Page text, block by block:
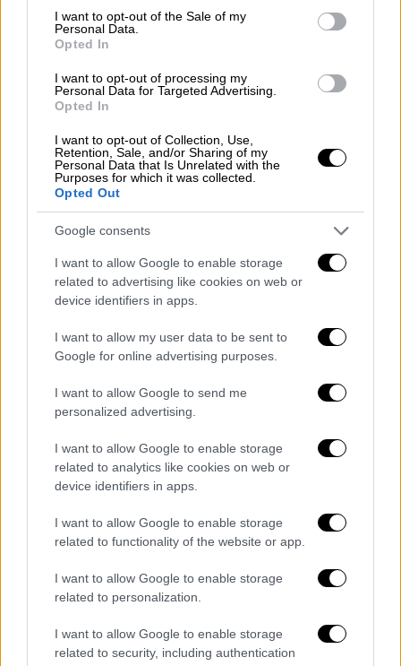
consent section.
I want to opt-out of the Sale of my
Personal Data.
Opted In
I want to opt-out of processing my
Personal Data for Targeted Advertising.
Opted In
I want to opt-out of Collection, Use,
Retention, Sale, and/or Sharing of my
Personal Data that Is Unrelated with the
Purposes for which it was collected.
Opted Out
Google consents
I want to allow Google to enable storage
related to advertising like cookies on web or
device identifiers in apps.
I want to allow my user data to be sent to
Google for online advertising purposes.
I want to allow Google to send me
personalized advertising.
I want to allow Google to enable storage
related to analytics like cookies on web or
device identifiers in apps.
I want to allow Google to enable storage
related to functionality of the website or app.
I want to allow Google to enable storage
related to personalization.
I want to allow Google to enable storage
related to security, including authentication
Ακόμα περιμένουν τα αυτοκίνητά
τους
Ένας από τουςπελάτες της εταιρείας, αφού
είδε ότι δεν πρόκειται να λάβει σύντομα το
διεκδικήσει τα χρήματά του. Έτσι, μετά από
μήνες αναμονής, οιδιοκτήτης της
επιχείρησηςτου έδωσε μια επιταγή ύψους
7.000 ευρώ, η οποία όπωςαποδείχθηκε
ακάλυπτη και σφραγίστηκε
«Τον Ιούνιο είχα πάει εγώ, έγινε η κατάθεση
στο λογαριασμό και μετά μου γύρισε ότι το
αμάξι θα χρειαστεί 15 ημέρες για να το
παραλάβω, ενώ ήτανμπροστά μου το αμάξι
παραπάνω. Εγώ το προχώρησα με δικηγόρο,
μετά ζήτησα τα χρήματά μου πίσω.
αυτός συνέχεια μου έλεγε ότι θα σας βάλω
τα χρήματα, θα στα βάλω. Μετά μου έδινε
μία επιταγή, η επιταγή ήταν ακάλυπτη, ήταν
ακάλυπτη, ήταν ακάλυπτη η επιταγή και την
σφράγισα, τελικά την έχω την επιταγή
Ο ιδιοκτήτης της εταιρείας,
προσπάθειες να τακτοποιήσει τις